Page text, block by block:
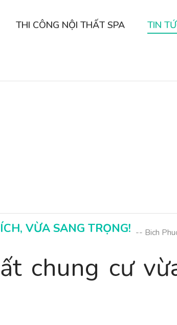
THI CÔNG NỘI THẤT SPA TIN
VỪA SANG TRỌNG! -- Bich
chung cư